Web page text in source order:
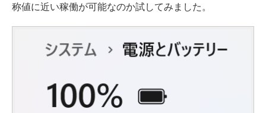
称値に近い稼働が可能なのか試してみました。